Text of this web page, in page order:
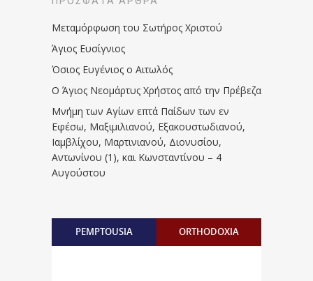
Μεταμόρφωση του Σωτήρος Χριστού
Άγιος Ευσίγνιος
Όσιος Ευγένιος ο Αιτωλός
Ο Άγιος Νεομάρτυς Χρήστος από την Πρέβεζα
Μνήμη των Aγίων επτά Παίδων των εν
Eφέσω, Mαξιμιλιανού, Eξακουστωδιανού,
Iαμβλίχου, Mαρτινιανού, Διονυσίου,
Aντωνίνου (1), και Kωνσταντίνου – 4
Αυγούστου
PEMPTOUSIA ORTHODOXIA